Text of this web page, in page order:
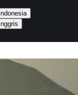
Indonesia
Inggris